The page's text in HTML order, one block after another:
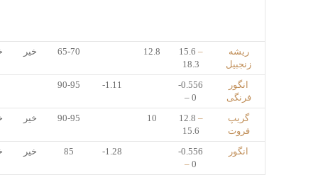
ریشه
زنجبیل
15.6 –
18.3
12.8
65-70 خیر
انگور
فرنگی
-0.556
– 0
-1.11
90-95
گریپ
فروت
12.8 –
15.6
10
90-95 خیر
انگور
-0.556
– 0
-1.28
85 خیر